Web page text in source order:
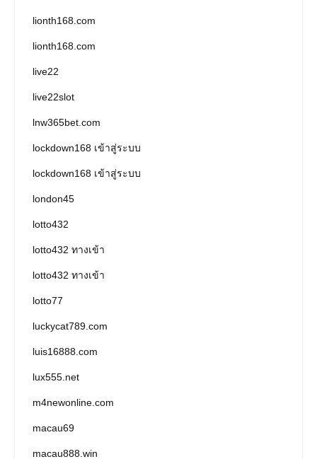
lionth168.com
lionth168.com
live22
live22slot
lnw365bet.com
lockdown168 เข้าสู่ระบบ
lockdown168 เข้าสู่ระบบ
london45
lotto432
lotto432 ทางเข้า
lotto432 ทางเข้า
lotto77
luckycat789.com
luis16888.com
lux555.net
m4newonline.com
macau69
macau888.win